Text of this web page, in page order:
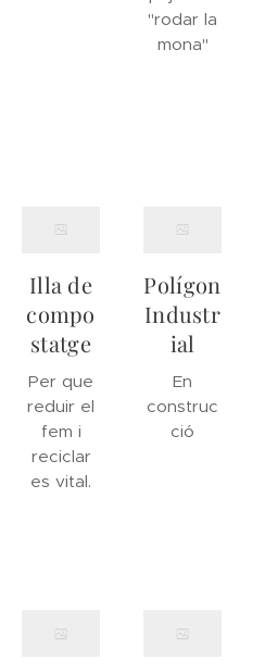
"rodar la
mona"
Illa de
compo
statge
Per que
reduir el
fem i
reciclar
es vital.
Polígon
Industr
ial
En
construc
ció